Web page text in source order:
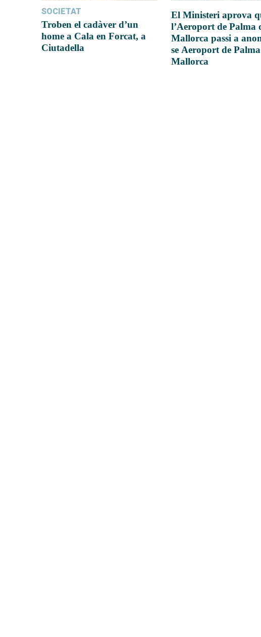
SOCIETAT
Troben el cadàver d’un
home a Cala en Forcat, a
Ciutadella
El Ministeri aprova
l’Aeroport de Palma
Mallorca passi a
se Aeroport de
Mallorca